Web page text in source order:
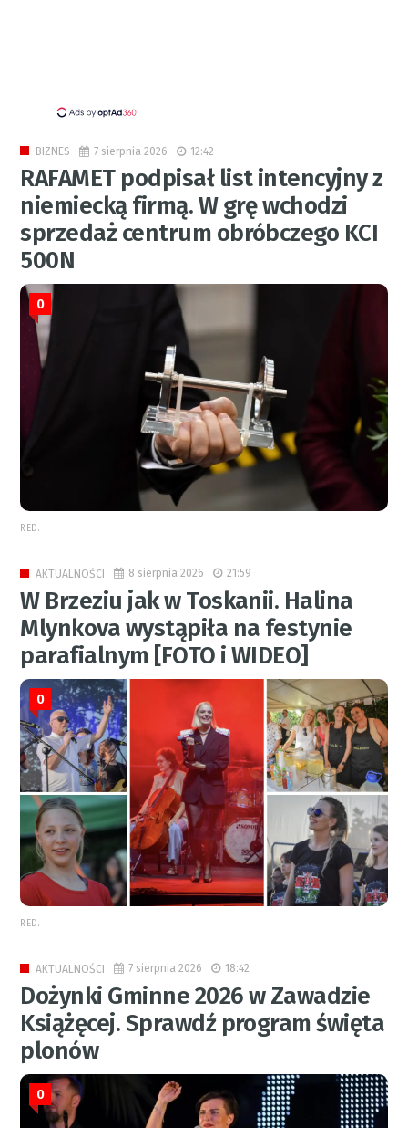
BIZNES 7 sierpnia 2026 12:42
RAFAMET podpisał list intencyjny z
niemiecką firmą. W grę wchodzi
sprzedaż centrum obróbczego KCI
500N
0
RED.
AKTUALNOŚCI 8 sierpnia 2026 21:59
W Brzeziu jak w Toskanii. Halina
Mlynkova wystąpiła na festynie
parafialnym [FOTO i WIDEO]
0
RED.
AKTUALNOŚCI 7 sierpnia 2026 18:42
Dożynki Gminne 2026 w Zawadzie
Książęcej. Sprawdź program święta
plonów
0